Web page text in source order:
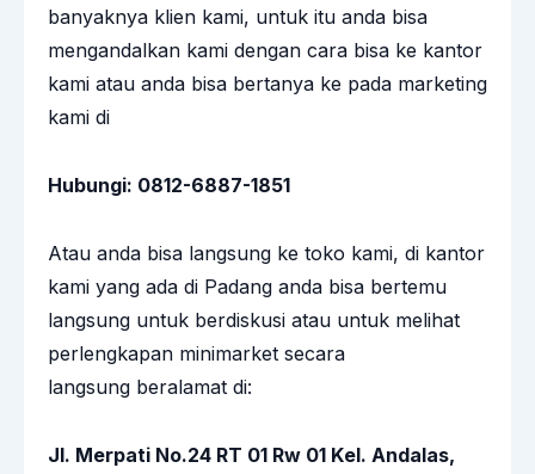
banyaknya klien kami, untuk itu anda bisa
mengandalkan kami dengan cara bisa ke kantor
kami atau anda bisa bertanya ke pada marketing
kami di
Hubungi: 0812-6887-1851
Atau anda bisa langsung ke toko kami, di kantor
kami yang ada di Padang anda bisa bertemu
langsung untuk berdiskusi atau untuk melihat
perlengkapan minimarket secara
langsung beralamat di:
Jl. Merpati No.24 RT 01 Rw 01 Kel. Andalas,